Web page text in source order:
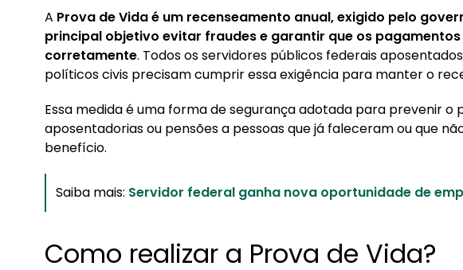
A Prova de Vida é um recenseamento anual, exigido pelo
principal objetivo evitar fraudes e garantir que os
corretamente. Todos os servidores públicos federais
políticos civis precisam cumprir essa exigência para manter o
Essa medida é uma forma de segurança adotada para prevenir o
aposentadorias ou pensões a pessoas que já faleceram ou que
benefício.
Saiba mais: Servidor federal ganha nova oportunidade de
Como realizar a Prova de Vida?